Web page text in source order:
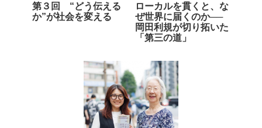
第３回 “どう伝える
か”が社会を変える
ローカルを貫くと、な
ぜ世界に届くのか──
岡田利規が切り拓いた
「第三の道」